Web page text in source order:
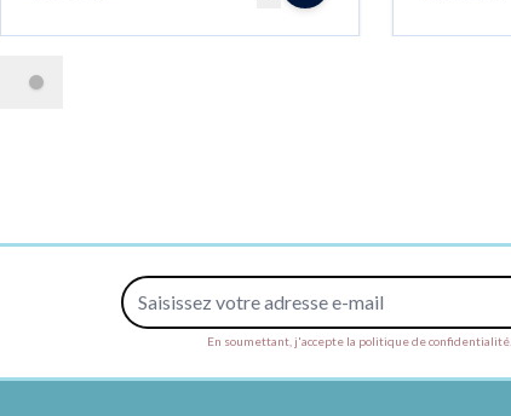
Adresse e-mail
En soumettant, j'accepte la politique de confidentialité.